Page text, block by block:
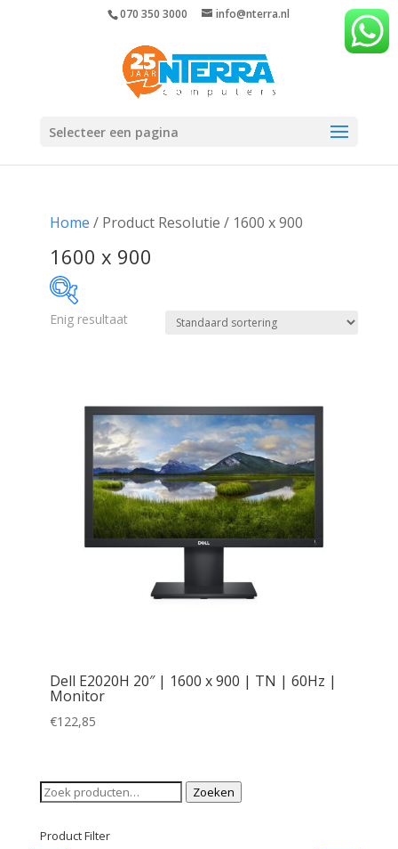
070 350 3000 info@nterra.nl
Selecteer een pagina
Home / Product Resolutie / 1600 x 900
1600 x 900
Enig resultaat
Dell E2020H 20″ | 1600 x 900 | TN | 60Hz |
Monitor
€122,85
Zoeken
naar:
Zoeken
Product Filter